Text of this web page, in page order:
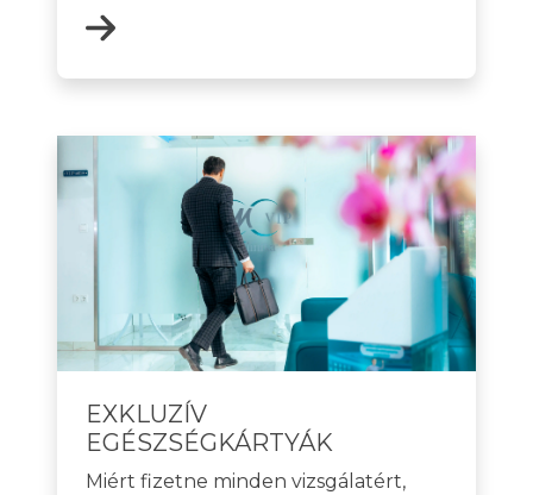
EXKLUZÍV
EGÉSZSÉGKÁRTYÁK
Miért fizetne minden vizsgálatért,